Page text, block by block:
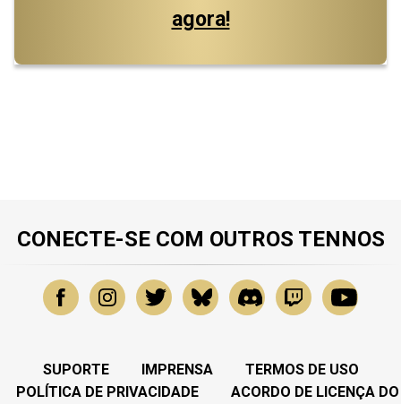
agora!
CONECTE-SE COM OUTROS TENNOS
SUPORTE IMPRENSA
TERMOS DE USO
POLÍTICA DE PRIVACIDADE
ACORDO DE LICENÇA DO